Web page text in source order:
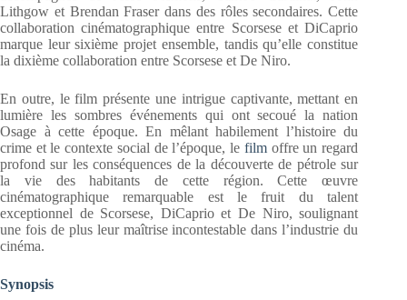
Lithgow et Brendan Fraser dans des rôles secondaires. Cette
collaboration cinématographique entre Scorsese et DiCaprio
marque leur sixième projet ensemble, tandis qu’elle constitue
la dixième collaboration entre Scorsese et De Niro.
En outre, le film présente une intrigue captivante, mettant en
lumière les sombres événements qui ont secoué la nation
Osage à cette époque. En mêlant habilement l’histoire du
crime et le contexte social de l’époque, le film offre un regard
profond sur les conséquences de la découverte de pétrole sur
la vie des habitants de cette région. Cette œuvre
cinématographique remarquable est le fruit du talent
exceptionnel de Scorsese, DiCaprio et De Niro, soulignant
une fois de plus leur maîtrise incontestable dans l’industrie du
cinéma.
Synopsis